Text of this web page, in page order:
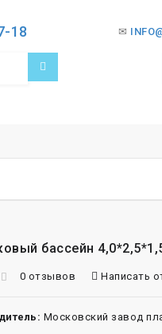
18 ✉
бассейн
0 отзывов Написать
Московский завод